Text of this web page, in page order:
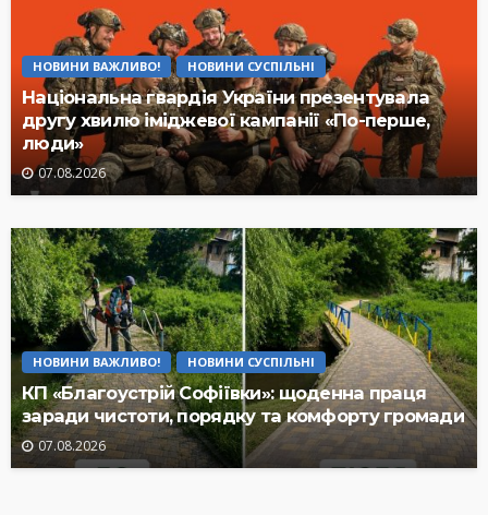
НОВИНИ ВАЖЛИВО! НОВИНИ СУСПІЛЬНІ
Національна гвардія України презентувала
другу хвилю іміджевої кампанії «По-перше,
люди»
07.08.2026
НОВИНИ ВАЖЛИВО! НОВИНИ СУСПІЛЬНІ
КП «Благоустрій Софіївки»: щоденна праця
заради чистоти, порядку та комфорту громади
07.08.2026